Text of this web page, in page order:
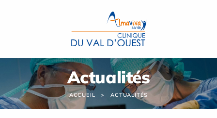
Actualités
ACCUEIL ACTUALITÉS